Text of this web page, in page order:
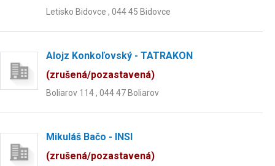
Letisko Bidovce , 044 45 Bidovce
Alojz Konkoľovský - TATRAKON
(zrušená/pozastavená)
Boliarov 114 , 044 47 Boliarov
Mikuláš Bačo - INSI
(zrušená/pozastavená)